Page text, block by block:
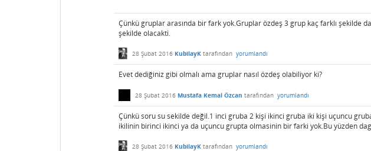
Çünkü gruplar arasında bir fark yok.Gruplar özdeş 3 grup kaç farklı şekilde
şekilde olacakti.
28 Şubat 2016 KubilayK tarafından yorumlandı
Evet dediğiniz gibi olmalı ama gruplar nasıl özdeş olabiliyor ki?
28 Şubat 2016 Mustafa Kemal Özcan tarafından yorumlandı
Çünkü soru su sekilde değil.1 inci gruba 2 kişi ikinci gruba iki kişi uçuncu
ikilinin birinci ikinci ya da uçuncu grupta olmasinin bir farki yok.Bu yüzden
28 Şubat 2016 KubilayK tarafından yorumlandı